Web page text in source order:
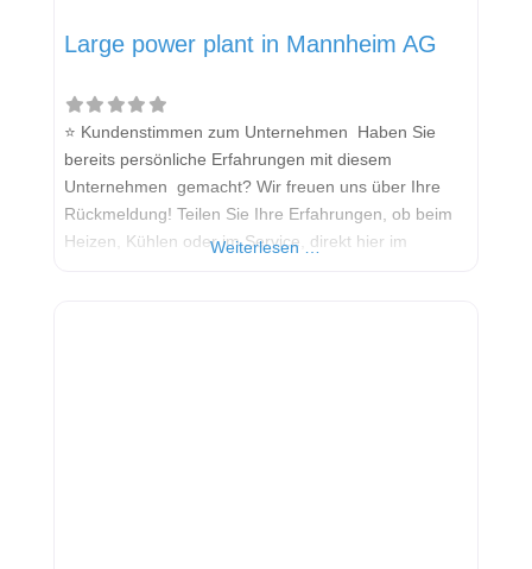
Large power plant in Mannheim AG
⭐ Kundenstimmen zum Unternehmen Haben Sie
bereits persönliche Erfahrungen mit diesem
Unternehmen gemacht? Wir freuen uns über Ihre
Rückmeldung! Teilen Sie Ihre Erfahrungen, ob beim
Heizen, Kühlen oder im Service, direkt hier im
Weiterlesen …